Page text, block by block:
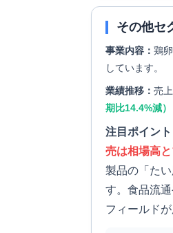
その他セ
事業内容： 鶏
しています。
業績推移： 売
期比14.4%減）
注目ポイント
売は相場高
製品の「た
す。食品流
フィールドが